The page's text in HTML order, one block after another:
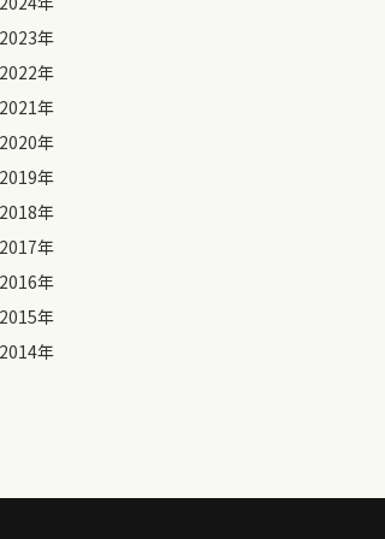
2023年
2022年
2021年
2020年
2019年
2018年
2017年
2016年
2015年
2014年